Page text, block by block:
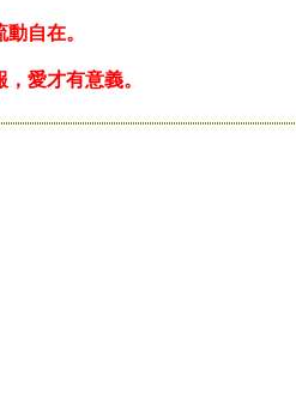
自在。
愛才有意義。